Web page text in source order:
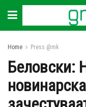
Home Press @mk
Белoвски: